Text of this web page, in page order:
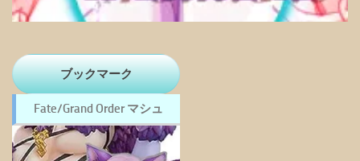
ブックマーク
Fate/Grand Order マシュ